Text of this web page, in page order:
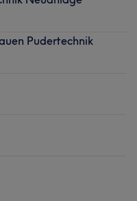
Pudertechnik